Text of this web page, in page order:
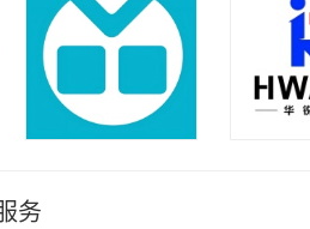
务